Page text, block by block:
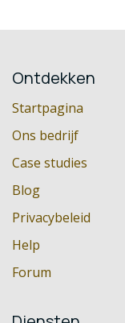
Ontdekken
Startpagina
Ons bedrijf
Case studies
Blog
Privacybeleid
Help
Forum